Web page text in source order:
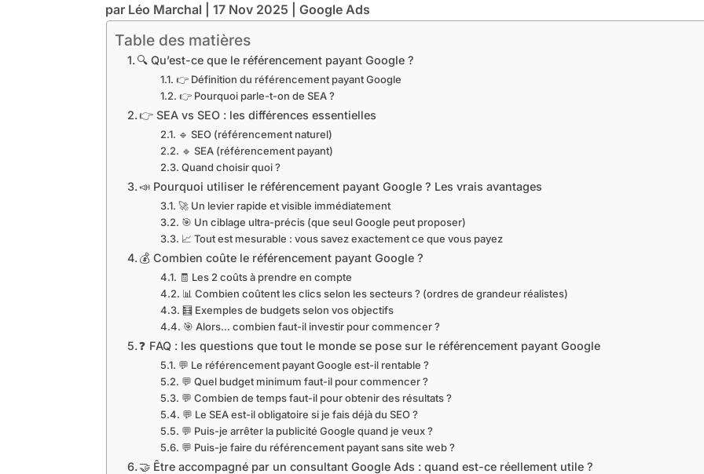
par Léo Marchal |17 Nov 2025 |Google Ads
Table des matières
🔍 Qu’est-ce que le référencement payant Google ?
👉 Définition du référencement payant Google
👉 Pourquoi parle-t-on de SEA ?
👉 SEA vs SEO : les différences essentielles
🔹 SEO (référencement naturel)
🔹 SEA (référencement payant)
Quand choisir quoi ?
📣 Pourquoi utiliser le référencement payant Google ? Les vrais avantages
🚀 Un levier rapide et visible immédiatement
🎯 Un ciblage ultra-précis (que seul Google peut proposer)
📈 Tout est mesurable : vous savez exactement ce que vous payez
💰 Combien coûte le référencement payant Google ?
🧾 Les 2 coûts à prendre en compte
📊 Combien coûtent les clics selon les secteurs ? (ordres de grandeur réalistes)
🧮 Exemples de budgets selon vos objectifs
🎯 Alors… combien faut-il investir pour commencer ?
❓ FAQ : les questions que tout le monde se pose sur le référencement payant Google
💬 Le référencement payant Google est-il rentable ?
💬 Quel budget minimum faut-il pour commencer ?
💬 Combien de temps faut-il pour obtenir des résultats ?
💬 Le SEA est-il obligatoire si je fais déjà du SEO ?
💬 Puis-je arrêter la publicité Google quand je veux ?
💬 Puis-je faire du référencement payant sans site web ?
🤝 Être accompagné par un consultant Google Ads : quand est-ce réellement utile ?